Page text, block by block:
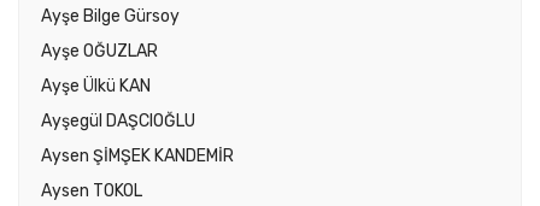
Ayşe Bilge Gürsoy
Ayşe OĞUZLAR
Ayşe Ülkü KAN
Ayşegül DAŞCIOĞLU
Aysen ŞİMŞEK KANDEMİR
Aysen TOKOL